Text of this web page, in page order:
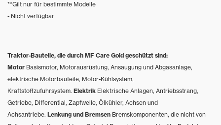
**Gilt nur für bestimmte Modelle
- Nicht verfügbar
Traktor-Bauteile, die durch MF Care Gold geschützt sind:
Motor Basismotor, Motorausrüstung, Ansaugung und Abgasanlage,
elektrische Motorbauteile, Motor-Kühlsystem,
Kraftstoffzufuhrsystem. Elektrik Elektrische Anlagen, Antriebsstrang,
Getriebe, Differential, Zapfwelle, Ölkühler, Achsen und
Achsantriebe. Lenkung und Bremsen Bremskomponenten, die nicht von